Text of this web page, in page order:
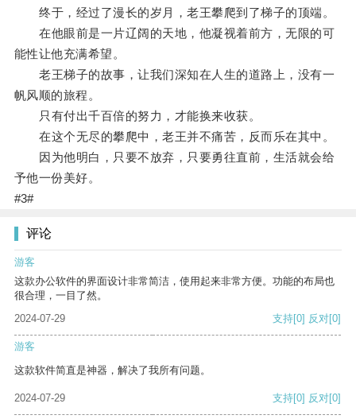
终于，经过了漫长的岁月，老王攀爬到了梯子的顶端。
在他眼前是一片辽阔的天地，他凝视着前方，无限的可
能性让他充满希望。
老王梯子的故事，让我们深知在人生的道路上，没有一
帆风顺的旅程。
只有付出千百倍的努力，才能换来收获。
在这个无尽的攀爬中，老王并不痛苦，反而乐在其中。
因为他明白，只要不放弃，只要勇往直前，生活就会给
予他一份美好。
#3#
评论
游客
这款办公软件的界面设计非常简洁，使用起来非常方便。功能的布局也
很合理，一目了然。
2024-07-29
支持[0] 反对[0]
游客
这款软件简直是神器，解决了我所有问题。
2024-07-29 支持[0] 反对[0]